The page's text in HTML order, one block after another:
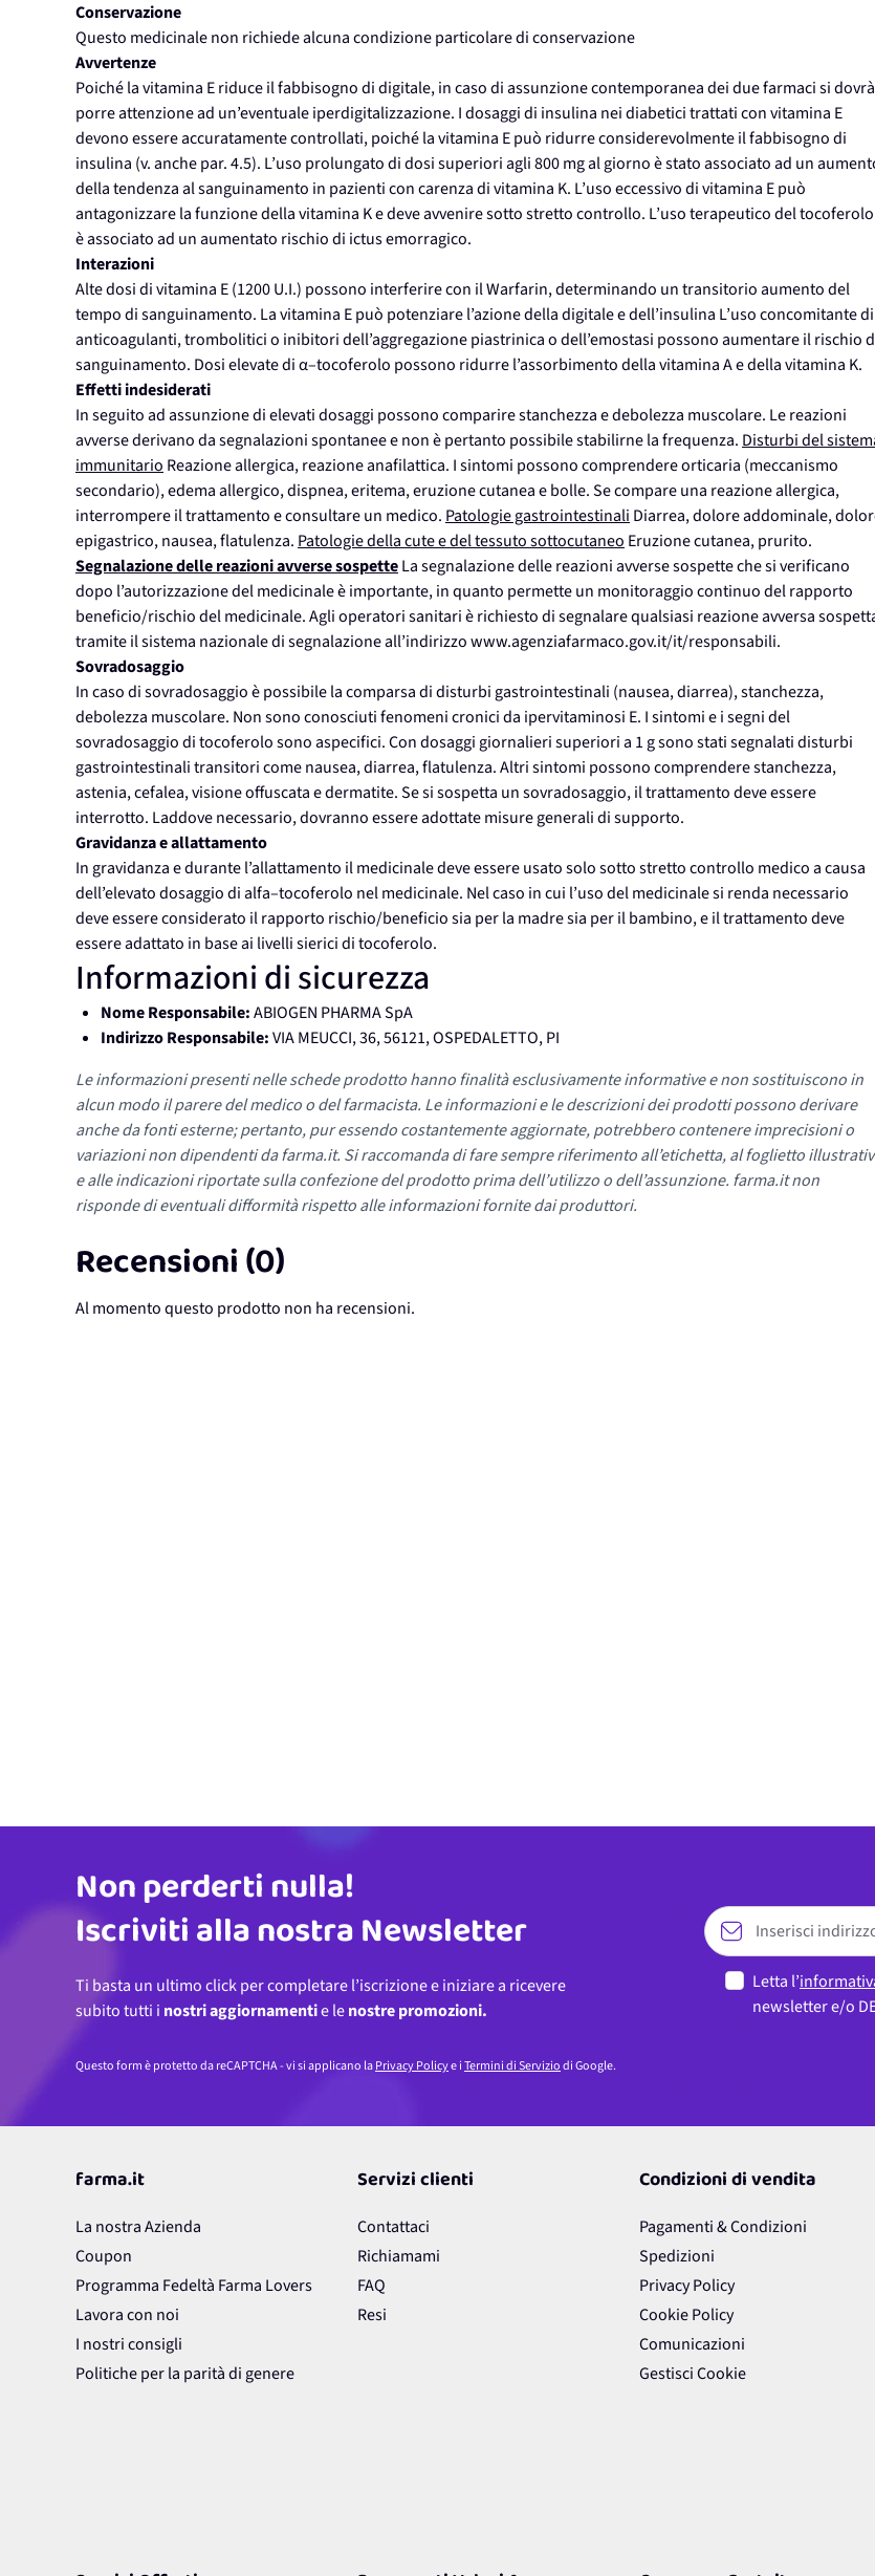
Conservazione
Questo medicinale non richiede alcuna condizione particolare di conservazione
Avvertenze
Poiché la vitamina E riduce il fabbisogno di digitale, in caso di assunzione contemporanea dei due farmaci si dovrà
porre attenzione ad un’eventuale iperdigitalizzazione. I dosaggi di insulina nei diabetici trattati con vitamina E
devono essere accuratamente controllati, poiché la vitamina E può ridurre considerevolmente il fabbisogno di
insulina (v. anche par. 4.5). L’uso prolungato di dosi superiori agli 800 mg al giorno è stato associato ad un
della tendenza al sanguinamento in pazienti con carenza di vitamina K. L’uso eccessivo di vitamina E può
antagonizzare la funzione della vitamina K e deve avvenire sotto stretto controllo. L’uso terapeutico del tocoferolo
è associato ad un aumentato rischio di ictus emorragico.
Interazioni
Alte dosi di vitamina E (1200 U.I.) possono interferire con il Warfarin, determinando un transitorio aumento del
tempo di sanguinamento. La vitamina E può potenziare l’azione della digitale e dell’insulina L’uso concomitante di
anticoagulanti, trombolitici o inibitori dell’aggregazione piastrinica o dell’emostasi possono aumentare il rischio
sanguinamento. Dosi elevate di α–tocoferolo possono ridurre l’assorbimento della vitamina A e della vitamina K.
Effetti indesiderati
In seguito ad assunzione di elevati dosaggi possono comparire stanchezza e debolezza muscolare. Le reazioni
avverse derivano da segnalazioni spontanee e non è pertanto possibile stabilirne la frequenza. Disturbi del
immunitario Reazione allergica, reazione anafilattica. I sintomi possono comprendere orticaria (meccanismo
secondario), edema allergico, dispnea, eritema, eruzione cutanea e bolle. Se compare una reazione allergica,
interrompere il trattamento e consultare un medico. Patologie gastrointestinali Diarrea, dolore addominale,
epigastrico, nausea, flatulenza. Patologie della cute e del tessuto sottocutaneo Eruzione cutanea, prurito.
Segnalazione delle reazioni avverse sospetteLa segnalazione delle reazioni avverse sospette che si verificano
dopo l’autorizzazione del medicinale è importante, in quanto permette un monitoraggio continuo del rapporto
beneficio/rischio del medicinale. Agli operatori sanitari è richiesto di segnalare qualsiasi reazione avversa
tramite il sistema nazionale di segnalazione all’indirizzo www.agenziafarmaco.gov.it/it/responsabili.
Sovradosaggio
In caso di sovradosaggio è possibile la comparsa di disturbi gastrointestinali (nausea, diarrea), stanchezza,
debolezza muscolare. Non sono conosciuti fenomeni cronici da ipervitaminosi E. I sintomi e i segni del
sovradosaggio di tocoferolo sono aspecifici. Con dosaggi giornalieri superiori a 1 g sono stati segnalati disturbi
gastrointestinali transitori come nausea, diarrea, flatulenza. Altri sintomi possono comprendere stanchezza,
astenia, cefalea, visione offuscata e dermatite. Se si sospetta un sovradosaggio, il trattamento deve essere
interrotto. Laddove necessario, dovranno essere adottate misure generali di supporto.
Gravidanza e allattamento
In gravidanza e durante l’allattamento il medicinale deve essere usato solo sotto stretto controllo medico a causa
dell’elevato dosaggio di alfa–tocoferolo nel medicinale. Nel caso in cui l’uso del medicinale si renda necessario
deve essere considerato il rapporto rischio/beneficio sia per la madre sia per il bambino, e il trattamento deve
essere adattato in base ai livelli sierici di tocoferolo.
Informazioni di sicurezza
Nome Responsabile:ABIOGEN PHARMA SpA
Indirizzo Responsabile:VIA MEUCCI, 36, 56121, OSPEDALETTO, PI
Le informazioni presenti nelle schede prodotto hanno finalità esclusivamente informative e non sostituiscono in
alcun modo il parere del medico o del farmacista. Le informazioni e le descrizioni dei prodotti possono derivare
anche da fonti esterne; pertanto, pur essendo costantemente aggiornate, potrebbero contenere imprecisioni o
variazioni non dipendenti da farma.it. Si raccomanda di fare sempre riferimento all’etichetta, al foglietto
e alle indicazioni riportate sulla confezione del prodotto prima dell’utilizzo o dell’assunzione. farma.it non
risponde di eventuali difformità rispetto alle informazioni fornite dai produttori.
Recensioni (0)
Al momento questo prodotto non ha recensioni.
Indirizzo email
Non perderti nulla!
Iscriviti alla nostra Newsletter
Ti basta un ultimo click per completare l’iscrizione e iniziare a ricevere
subito tutti i nostri aggiornamentie lenostre promozioni.
Letta l’
newsletter e/o
Questo form è protetto da reCAPTCHA - vi si applicano laPrivacy Policye iTermini di Serviziodi Google.
farma.it
La nostra Azienda
Coupon
Programma Fedeltà Farma Lovers
Lavora con noi
I nostri consigli
Politiche per la parità di genere
Servizi clienti
Contattaci
Richiamami
FAQ
Resi
Condizioni di vendita
Pagamenti & Condizioni
Spedizioni
Privacy Policy
Cookie Policy
Comunicazioni
Gestisci Cookie